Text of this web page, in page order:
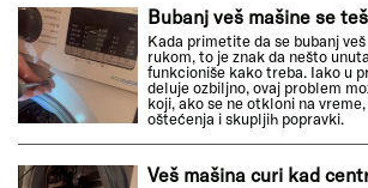
Bubanj veš mašine se
Kada primetite da se bubanj
rukom, to je znak da nešto
funkcioniše kako treba. Iako u
deluje ozbiljno, ovaj problem
koji, ako se ne otkloni na
oštećenja i skupljih popravki.
Veš mašina curi kad